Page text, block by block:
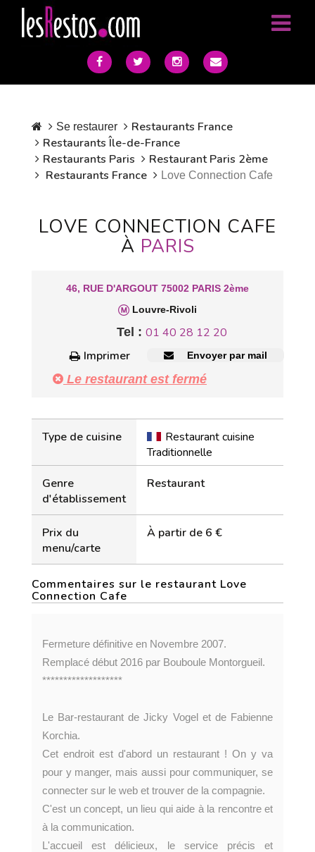
Se restaurer
Restaurants France
Restaurants Île-de-France
Restaurants Paris
Restaurant Paris 2ème
Restaurants France
Love Connection Cafe
LOVE CONNECTION CAFE
À PARIS
46, RUE D'ARGOUT 75002 PARIS 2ème
Louvre-Rivoli
Tel : 01 40 28 12 20
Imprimer
Envoyer par mail
Le restaurant est fermé
Type de cuisine
Restaurant cuisine
Traditionnelle
Genre
d'établissement
Restaurant
Prix du
menu/carte
À partir de 6 €
Commentaires sur le restaurant Love
Connection Cafe
Fermeture définitive en Novembre 2007.
Remplacé début 2016 par Bouboule Montorgueil.
*******************
Le Bar-restaurant de Jicky Vogel et de Fabienne
Korchia.
Cet endroit est d'abord un restaurant ! On y va
pour y manger, mais aussi pour communiquer, se
connecter sur le web et trouver de la compagnie.
C'est un concept, un lieu qui aide à la rencontre et
à la communication.
L'accueil est délicieux, le service précis et